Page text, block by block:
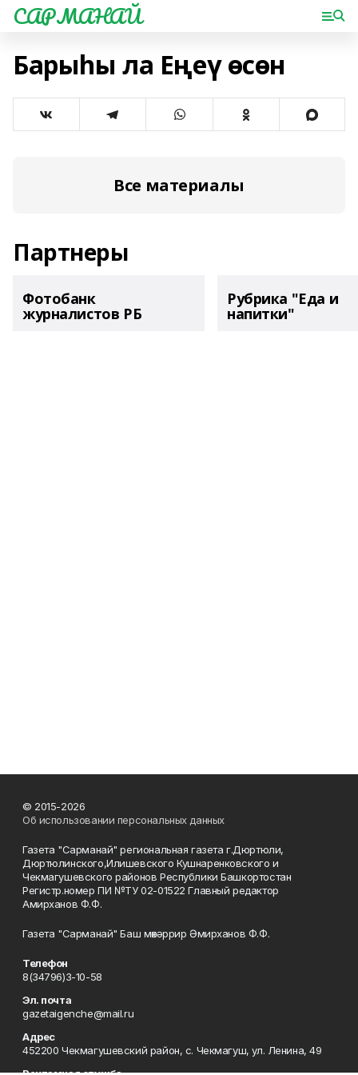
САРМАНАЙ
Барыһы ла Еңеү өсөн
Все материалы
Партнеры
Фотобанк
журналистов РБ
Рубрика "Еда и
напитки"
© 2015-2026
Об использовании персональных данных
Газета "Сарманай" региональная газета г.Дюртюли,
Дюртюлинского,Илишевского Кушнаренковского и
Чекмагушевского районов Республики Башкортостан
Регистр.номер ПИ №ТУ 02-01522 Главный редактор
Амирханов Ф.Ф.
Газета "Сарманай" Баш мөхәррир Әмирханов Ф.Ф.
Телефон
8(34796)3-10-58
Эл. почта
gazetaigenche@mail.ru
Адрес
452200 Чекмагушевский район, с. Чекмагуш, ул. Ленина, 49